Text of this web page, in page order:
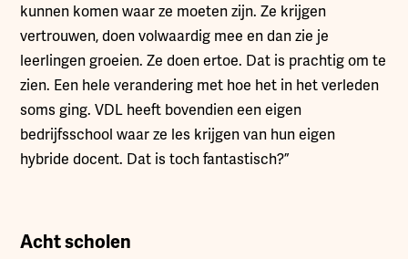
kunnen komen waar ze moeten zijn. Ze krijgen
vertrouwen, doen volwaardig mee en dan zie je
leerlingen groeien. Ze doen ertoe. Dat is prachtig om te
zien. Een hele verandering met hoe het in het verleden
soms ging. VDL heeft bovendien een eigen
bedrijfsschool waar ze les krijgen van hun eigen
hybride docent. Dat is toch fantastisch?”
Acht scholen